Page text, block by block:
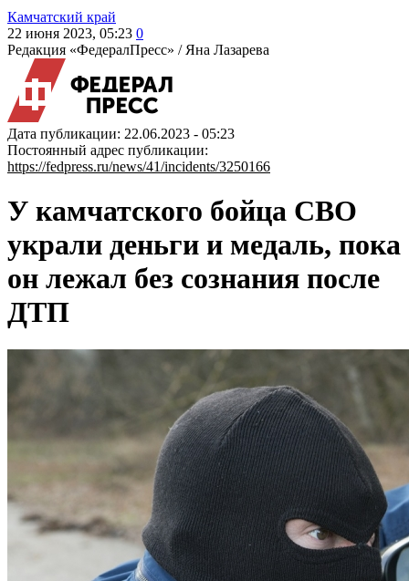
Камчатский край
22 июня 2023, 05:23 0
Редакция «ФедералПресс» / Яна Лазарева
Дата публикации: 22.06.2023 - 05:23
Постоянный адрес публикации:
https://fedpress.ru/news/41/incidents/3250166
У камчатского бойца СВО
украли деньги и медаль, пока
он лежал без сознания после
ДТП